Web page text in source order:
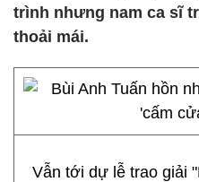
trình nhưng nam ca sĩ
thoải mái.
Vẫn tới dự lễ trao giải